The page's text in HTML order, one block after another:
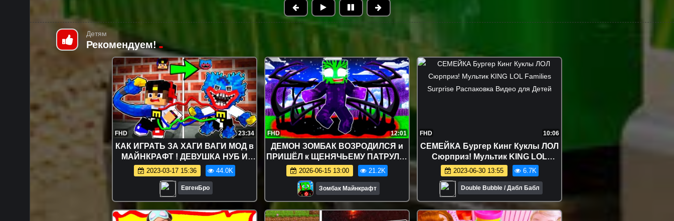
Детям
Рекомендуем!
FHD 23:34
КАК ИГРАТЬ ЗА ХАГИ ВАГИ МОД в
МАЙНКРАФТ ! ДЕВУШКА НУБ И
ПРО ВИДЕО ТРОЛЛИНГ
MINECRAFT Huggy Wuggy
2023-03-17 15:36 44.0K
ЕвгенБро
FHD 12:01
ДЕМОН ЗОМБАК ВОЗРОДИЛСЯ и
ПРИШЁЛ к ЩЕНЯЧЬЕМУ ПАТРУЛЮ
в МАЙНКРАФТ
2026-06-15 13:00 21.2K
Зомбак Майнкрафт
FHD 10:06
СЕМЕЙКА Бургер Кинг Куклы ЛОЛ
Сюрприз! Мультик KING LOL
Families Surprise Распаковка Видео
для Детей
2023-06-30 13:55 6.7K
Double Bubble / Дабл Бабл